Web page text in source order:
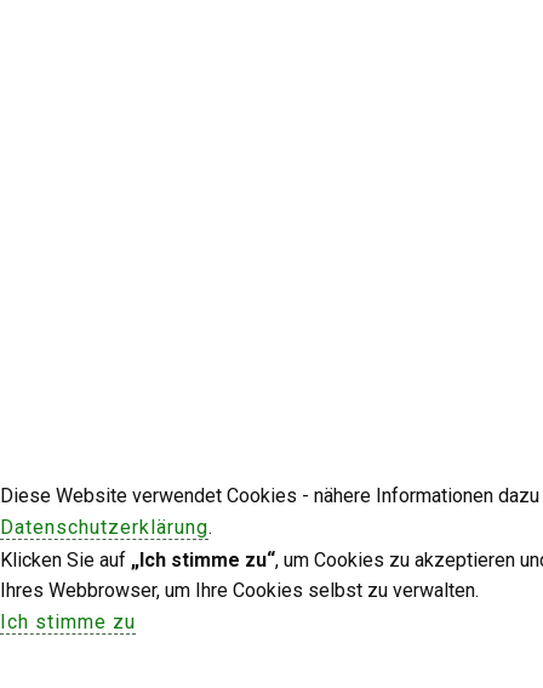
Diese Website verwendet Cookies - nähere Informationen
Datenschutzerklärung.
Klicken Sie auf „Ich stimme zu“, um Cookies zu akzeptieren
Ihres Webbrowser, um Ihre Cookies selbst zu verwalten.
Ich stimme zu